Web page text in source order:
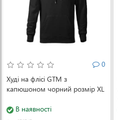
0
Худі на флісі GTM з
капюшоном чорний розмір XL
В наявності